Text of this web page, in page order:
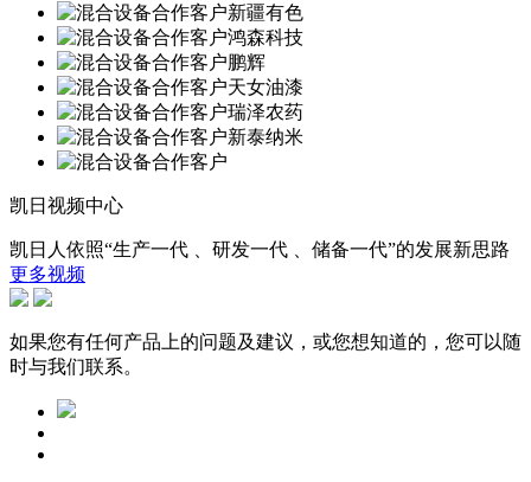
凯日视频中心
凯日人依照“生产一代 、研发一代 、储备一代”的发展新思路
更多视频
如果您有任何产品上的问题及建议，或您想知道的，您可以随
时与我们联系。